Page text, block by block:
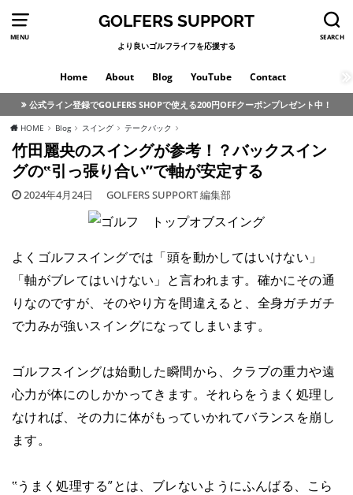
MENU SEARCH
GOLFERS SUPPORT
より良いゴルフライフを応援する
Home About Blog YouTube Contact
公式ライン登録でGOLFERS SHOPで使える200円OFFクーポンプレゼント中！
HOME Blog スイング テークバック
竹田麗央のスイングが参考！？バックスイン
グの‟引っ張り合い”で軸が安定する
2024年4月24日 GOLFERS SUPPORT 編集部
よくゴルフスイングでは「頭を動かしてはいけない」
「軸がブレてはいけない」と言われます。確かにその通
りなのですが、そのやり方を間違えると、全身ガチガチ
で力みが強いスイングになってしまいます。
ゴルフスイングは始動した瞬間から、クラブの重力や遠
心力が体にのしかかってきます。それらをうまく処理し
なければ、その力に体がもっていかれてバランスを崩し
ます。
‟うまく処理する”とは、ブレないようにふんばる、こら